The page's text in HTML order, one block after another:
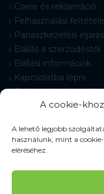
A cookie-
A lehető legjobb
használunk, mint a
eléréséhez.
Csere és reklamáció
Felhasználási
Panaszkezelési eljárás
Elállás a szerződéstől
Elállási információk
Kapcsolatba lépni
Gyakran Ismételt
Cookie-beállítások
© 2026 Pracovné odevy